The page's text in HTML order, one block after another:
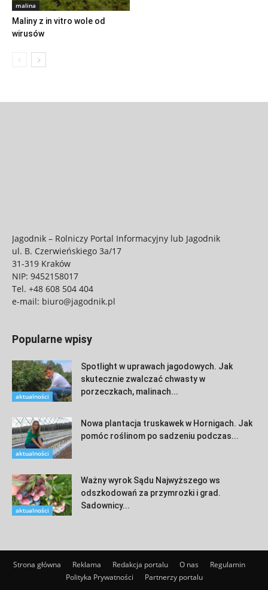
malina
Maliny z in vitro wole od
wirusów
Jagodnik – Rolniczy Portal Informacyjny lub Jagodnik
ul. B. Czerwieńskiego 3a/17
31-319 Kraków
NIP: 9452158017
Tel. +48 608 504 404
e-mail: biuro@jagodnik.pl
Popularne wpisy
aktualności
Spotlight w uprawach jagodowych. Jak
skutecznie zwalczać chwasty w
porzeczkach, malinach...
aktualności
Nowa plantacja truskawek w Hornigach. Jak
pomóc roślinom po sadzeniu podczas...
aktualności
Ważny wyrok Sądu Najwyższego ws
odszkodowań za przymrozki i grad.
Sadownicy...
Strona główna Reklama Redakcja portalu O nas
Regulamin
Polityka Prywatności
Partnerzy portalu